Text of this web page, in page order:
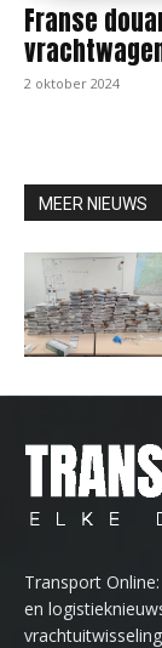
Franse
2 oktober 2024
MEER NIEUWS
Transport
en